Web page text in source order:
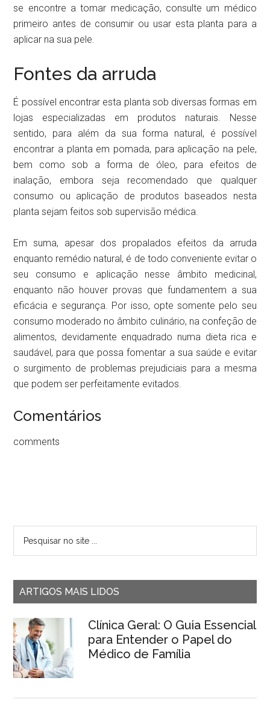
se encontre a tomar medicação, consulte um médico
primeiro antes de consumir ou usar esta planta para a
aplicar na sua pele.
Fontes da arruda
É possível encontrar esta planta sob diversas formas em
lojas especializadas em produtos naturais. Nesse
sentido, para além da sua forma natural, é possível
encontrar a planta em pomada, para aplicação na pele,
bem como sob a forma de óleo, para efeitos de
inalação, embora seja recomendado que qualquer
consumo ou aplicação de produtos baseados nesta
planta sejam feitos sob supervisão médica.
Em suma, apesar dos propalados efeitos da arruda
enquanto remédio natural, é de todo conveniente evitar o
seu consumo e aplicação nesse âmbito medicinal,
enquanto não houver provas que fundamentem a sua
eficácia e segurança. Por isso, opte somente pelo seu
consumo moderado no âmbito culinário, na confeção de
alimentos, devidamente enquadrado numa dieta rica e
saudável, para que possa fomentar a sua saúde e evitar
o surgimento de problemas prejudiciais para a mesma
que podem ser perfeitamente evitados.
Comentários
comments
ARTIGOS MAIS LIDOS
Clínica Geral: O Guia Essencial
para Entender o Papel do
Médico de Família